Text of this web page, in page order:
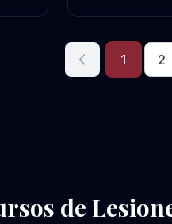
1 2
de